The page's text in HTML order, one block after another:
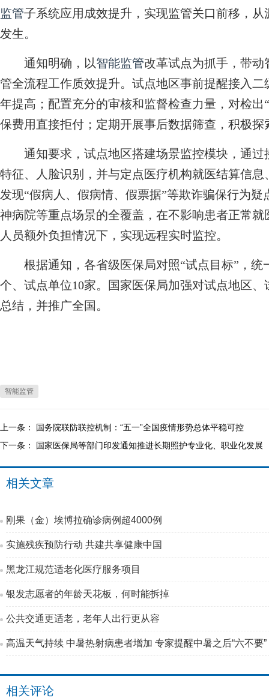
监管子系统应用成效提升，实现监管关口前移，
发生。
通知明确，以智能监管改革试点为抓手，带
管全流程工作质效提升。试点地区事前提醒接入
年提高；配置充分的审核和监督检查力量，对检
保费用直接拒付；定期开展事后数据筛查，积极
通知要求，试点地区搭建场景监控模块，通过
特征、人脸识别，并与定点医疗机构就医结算信
发现“假病人、假病情、假票据”等欺诈骗保行为
神病院等重点场景的全覆盖，在不影响患者正常
人员额外负担情况下，实现远程实时监控。
根据通知，各省级医保局对照“试点目标”，统
个、试点单位10家。国家医保局加强对试点地区
总结，并推广全国。
智能监管
上一条： 国务院联防联控机制：“五一”全国疫情形势总体平稳可控
下一条： 国家医保局等部门印发通知推进长期照护专业化、职业化发展
相关文章
刚果（金）埃博拉确诊病例超4000例
实施残疾预防行动 共建共享健康中国
黑龙江规范适老化医疗服务项目
银发志愿者的年龄天花板，何时能拆掉
公共交通更适老，老年人出行更从容
高温天气持续 中暑热射病患者增加 专家提醒中暑之后“六不要”
相关评论